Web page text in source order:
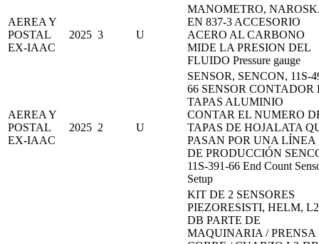
AEREA Y
POSTAL
EX-IAAC
2025 3 U
MANOMETRO,
EN 837-3 ACCESORIO
ACERO AL CARBONO
MIDE LA PRESION DEL
FLUIDO Pressure gauge
AEREA Y
POSTAL
EX-IAAC
2025 2 U
SENSOR, SENCON, 11S-
66 SENSOR CONTADOR
TAPAS ALUMINIO
CONTAR EL NUMERO
TAPAS DE HOJALATA
PASAN POR UNA LÍNEA
DE PRODUCCIÓN
11S-391-66 End Count
Setup
KIT DE 2 SENSORES
PIEZORESISTI, HELM,
DB PARTE DE
MAQUINARIA / PRENSA